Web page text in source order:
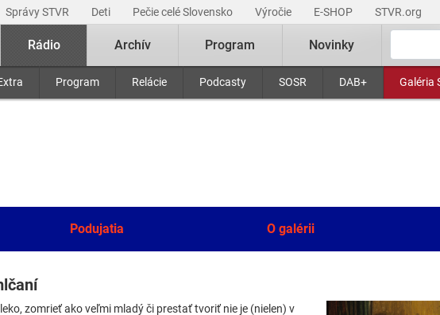
Správy STVR Deti Pečie celé Slovensko Výročie E-SHOP STVR.org
Rádio
Program Relácie Podcasty SOSR DAB+ Galéria
Archív Program Novinky
Podujatia O galérii
zomrieť ako veľmi mladý či prestať tvoriť nie je (nielen) v